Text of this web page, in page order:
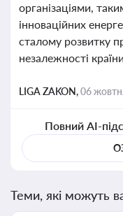
організаціями,
інноваційних
сталому розвитку
незалежності
LIGA ZAKON,06
Повний AI-
Теми, які можуть